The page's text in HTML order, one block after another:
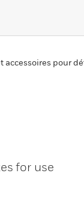
accessoires pour
for use